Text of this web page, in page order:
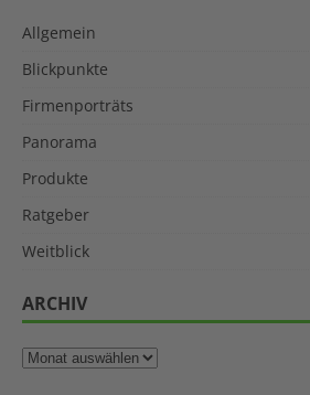
Allgemein
Blickpunkte
Firmenporträts
Panorama
Produkte
Ratgeber
Weitblick
ARCHIV